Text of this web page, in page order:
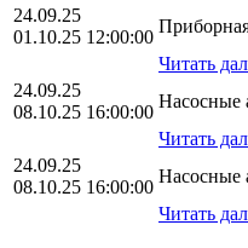
24.09.25
01.10.25 12:00:00
Читать
24.09.25
08.10.25 16:00:00
Насосные
Читать
24.09.25
08.10.25 16:00:00
Насосные
Читать